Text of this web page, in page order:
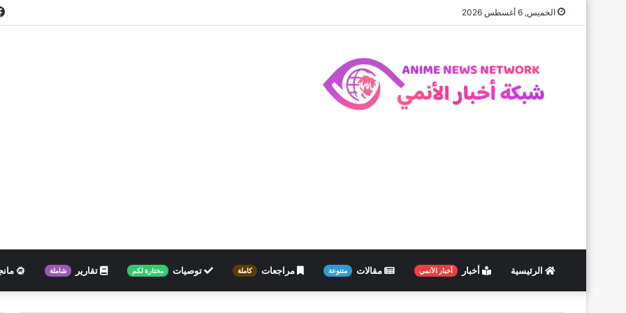
الخميس, 6 أغسطس 2026
الرئيسية أخبار أخبار الأنمي مقالات متنوعة مراجعات كاملة توصيات مختارة لكم تقارير شاملة